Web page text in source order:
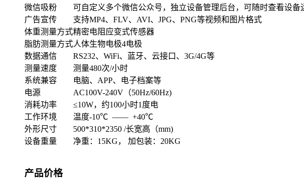
微信吸粉
可自定义多个微信公众号，独立设备管理后台，可随时查看设备
广告宣传
支持MP4、FLV、AVI、JPG、PNG等视频和图片格式
体重测量方式精密电阻应变式传感器
脂肪测量方式人体生物电极4电极
数据通信
RS232、WiFi、蓝牙、云接口、3G/4G等
测量速度
测量480次/小时
系统兼容
电脑、APP、电子档案等
电源
AC100V-240V（50Hz/60Hz)
消耗功率
≤10W，约100小时1度电
工作环境
温度-10℃ —— +40℃
外形尺寸
500*310*2350 /长宽高（mm)
设备重量
净重：15KG， 加包装：20KG
产品价格